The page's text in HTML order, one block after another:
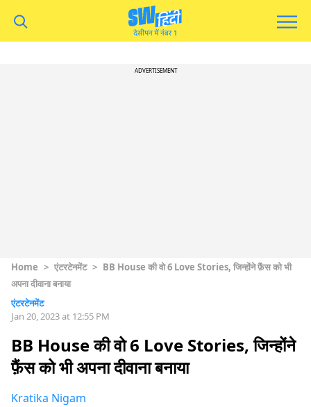
ADVERTISEMENT
Home > एंटरटेनमेंट > BB House की वो 6 Love Stories, जिन्होंने फ़ैंस को भी
अपना दीवाना बनाया
एंटरटेनमेंट
Jan 20, 2023 at 12:55 PM
BB House की वो 6 Love Stories, जिन्होंने
फ़ैंस को भी अपना दीवाना बनाया
Kratika Nigam